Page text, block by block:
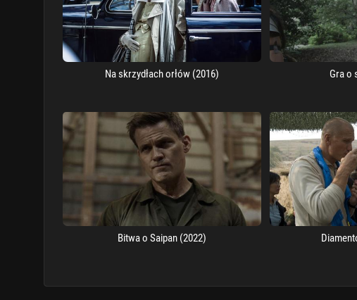
Na skrzydłach orłów (2016) Gra o
Bitwa o Saipan (2022)